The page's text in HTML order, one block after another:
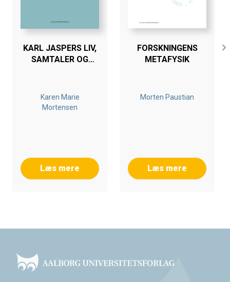
KARL JASPERS LIV,
SAMTALER OG
Karen Marie
Mortensen
Læs mere
FORSKNINGENS
METAFYSIK
Morten Paustian
Læs mere